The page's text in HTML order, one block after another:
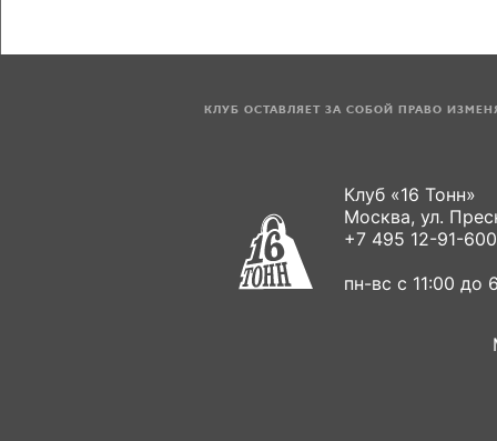
КЛУБ ОСТАВЛЯЕТ ЗА СОБОЙ ПРАВО
Клуб «16 Тонн»
Москва, ул.
+7 495 12-91-
пн-вс с 11:00 до